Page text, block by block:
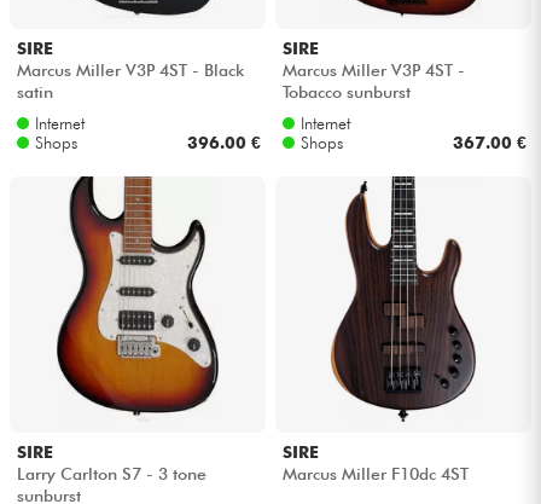
SIRE
Marcus Miller V3P 4ST - Black
satin
Internet
Shops
396.00 €
SIRE
Marcus Miller V3P 4ST -
Tobacco sunburst
Internet
Shops
367.00 €
SIRE
Larry Carlton S7 - 3 tone
sunburst
SIRE
Marcus Miller F10dc 4ST